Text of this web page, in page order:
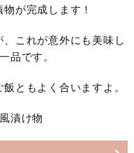
が完成します！
これが意外にも美味し
品です。
ともよく合いますよ。
漬け物